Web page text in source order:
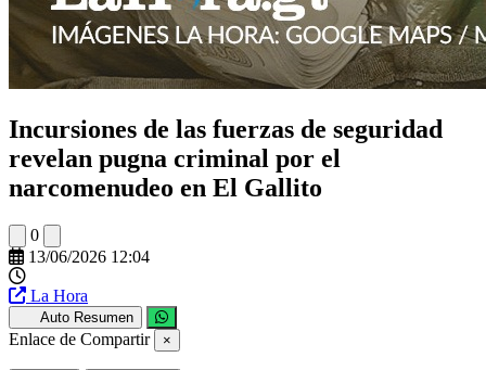
Incursiones de las fuerzas de seguridad
revelan pugna criminal por el
narcomenudeo en El Gallito
0
13/06/2026 12:04
La Hora
Auto Resumen
Enlace de Compartir ×